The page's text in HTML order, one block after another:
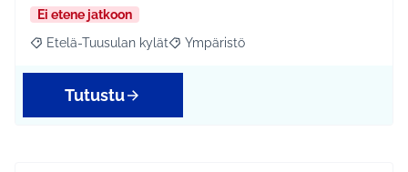
Ei etene jatkoon
Rajaa tulokset aihepiirin mukaan: Etelä-Tuusulan kylät
Etelä-Tuusulan kylät Rajaa tulokset teeman mukaan:
Ympäristö
Tutustu